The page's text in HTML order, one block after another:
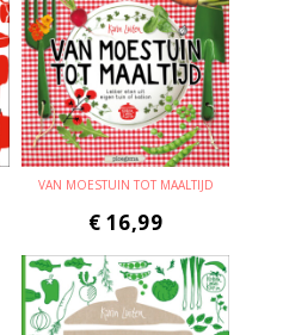
VAN MOESTUIN TOT MAALTIJD
€ 16,99